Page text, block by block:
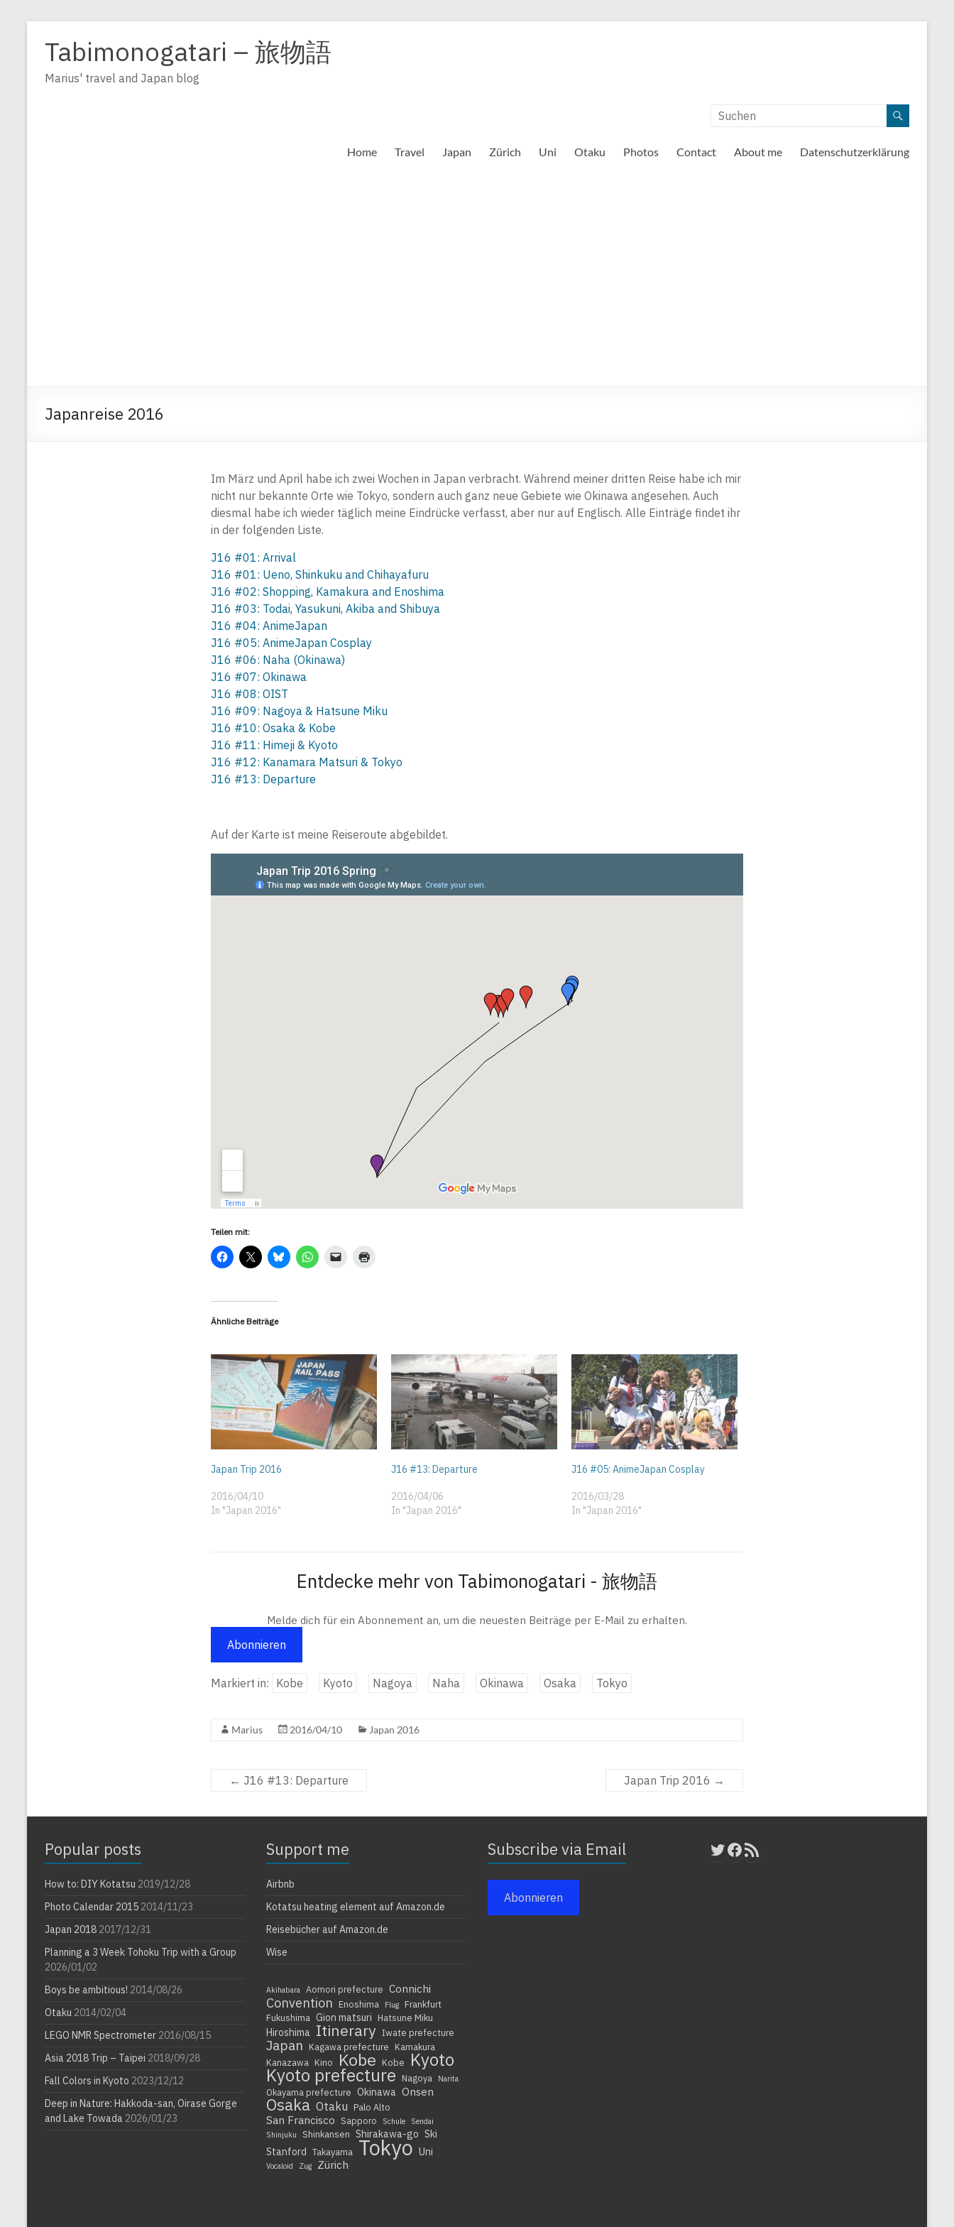
Inhalt
springen
Tabimonogatari – 旅物語
Marius' travel and Japan blog
Home Travel Japan Zürich Uni Otaku Photos Contact About me Datenschutzerklärung
Japanreise 2016
Im März und April habe ich zwei Wochen in Japan verbracht. Während meiner dritten Reise habe ich mir
nicht nur bekannte Orte wie Tokyo, sondern auch ganz neue Gebiete wie Okinawa angesehen. Auch
diesmal habe ich wieder täglich meine Eindrücke verfasst, aber nur auf Englisch. Alle Einträge findet ihr
in der folgenden Liste.
J16 #01: Arrival
J16 #01: Ueno, Shinkuku and Chihayafuru
J16 #02: Shopping, Kamakura and Enoshima
J16 #03: Todai, Yasukuni, Akiba and Shibuya
J16 #04: AnimeJapan
J16 #05: AnimeJapan Cosplay
J16 #06: Naha (Okinawa)
J16 #07: Okinawa
J16 #08: OIST
J16 #09: Nagoya & Hatsune Miku
J16 #10: Osaka & Kobe
J16 #11: Himeji & Kyoto
J16 #12: Kanamara Matsuri & Tokyo
J16 #13: Departure
Auf der Karte ist meine Reiseroute abgebildet.
Teilen mit:
Ähnliche Beiträge
Japan Trip 2016
2016/04/10
In "Japan 2016"
J16 #13: Departure
2016/04/06
In "Japan 2016"
J16 #05: AnimeJapan Cosplay
2016/03/28
In "Japan 2016"
Entdecke mehr von Tabimonogatari - 旅物語
Melde dich für ein Abonnement an, um die neuesten Beiträge per E-Mail zu erhalten.
Abonnieren
Markiert in: Kobe Kyoto Nagoya Naha Okinawa Osaka Tokyo
Marius 2016/04/10 Japan 2016
← J16 #13: Departure Japan Trip 2016 →
Popular posts
How to: DIY Kotatsu 2019/12/28
Photo Calendar 2015 2014/11/23
Japan 2018 2017/12/31
Planning a 3 Week Tohoku Trip with a Group
2026/01/02
Boys be ambitious! 2014/08/26
Otaku 2014/02/04
LEGO NMR Spectrometer 2016/08/15
Asia 2018 Trip – Taipei 2018/09/28
Fall Colors in Kyoto 2023/12/12
Deep in Nature: Hakkoda-san, Oirase Gorge
and Lake Towada 2026/01/23
Support me
Airbnb
Kotatsu heating element auf Amazon.de
Reisebücher auf Amazon.de
Wise
Akihabara Aomori prefecture Connichi
Convention Enoshima Flug
Frankfurt
Fukushima Gion matsuri Hatsune Miku
Hiroshima Itinerary Iwate prefecture
Japan Kagawa prefecture
Kamakura
Kanazawa
Kino Kobe Kobe Kyoto
Kyoto prefecture Nagoya Narita
Okayama prefecture Okinawa Onsen
Osaka Otaku Palo Alto
San Francisco Sapporo Schule
Sendai
Shinjuku
Shinkansen Shirakawa-go Ski
Stanford Takayama Tokyo Uni
Vocaloid Zug Zürich
Subscribe via Email
Abonnieren
Twitter
Facebook
RSS-Feed